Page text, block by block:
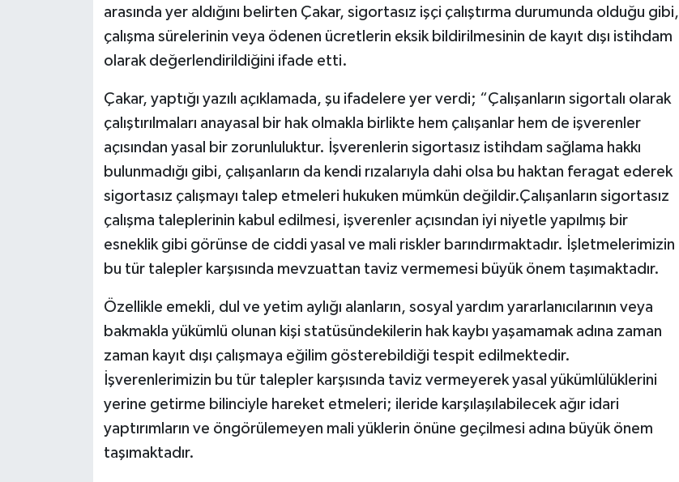
arasında yer aldığını belirten Çakar, sigortasız işçi çalıştırma durumunda olduğu gibi,
çalışma sürelerinin veya ödenen ücretlerin eksik bildirilmesinin de kayıt dışı istihdam
olarak değerlendirildiğini ifade etti.
Çakar, yaptığı yazılı açıklamada, şu ifadelere yer verdi; “Çalışanların sigortalı olarak
çalıştırılmaları anayasal bir hak olmakla birlikte hem çalışanlar hem de işverenler
açısından yasal bir zorunluluktur. İşverenlerin sigortasız istihdam sağlama hakkı
bulunmadığı gibi, çalışanların da kendi rızalarıyla dahi olsa bu haktan feragat ederek
sigortasız çalışmayı talep etmeleri hukuken mümkün değildir.Çalışanların sigortasız
çalışma taleplerinin kabul edilmesi, işverenler açısından iyi niyetle yapılmış bir
esneklik gibi görünse de ciddi yasal ve mali riskler barındırmaktadır. İşletmelerimizin
bu tür talepler karşısında mevzuattan taviz vermemesi büyük önem taşımaktadır.
Özellikle emekli, dul ve yetim aylığı alanların, sosyal yardım yararlanıcılarının veya
bakmakla yükümlü olunan kişi statüsündekilerin hak kaybı yaşamamak adına zaman
zaman kayıt dışı çalışmaya eğilim gösterebildiği tespit edilmektedir.
İşverenlerimizin bu tür talepler karşısında taviz vermeyerek yasal yükümlülüklerini
yerine getirme bilinciyle hareket etmeleri; ileride karşılaşılabilecek ağır idari
yaptırımların ve öngörülemeyen mali yüklerin önüne geçilmesi adına büyük önem
taşımaktadır.